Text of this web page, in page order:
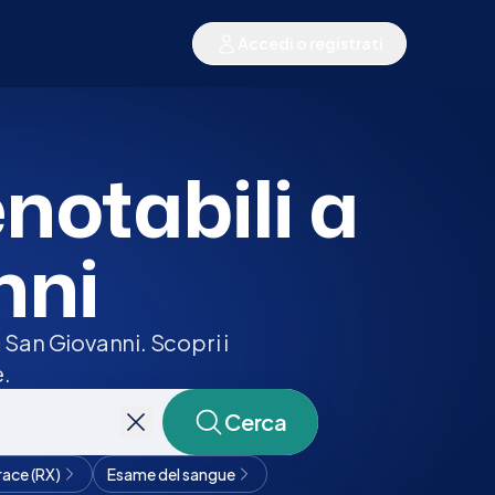
a
Giovanni. Scopri i
Cerca
(RX)
Esame del sangue